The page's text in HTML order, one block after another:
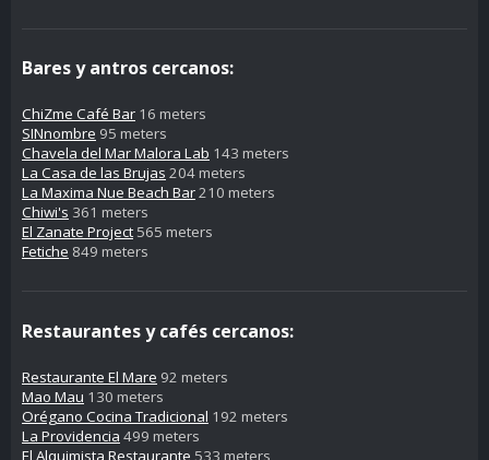
Bares y antros cercanos:
ChiZme Café Bar 16 meters
SINnombre 95 meters
Chavela del Mar Malora Lab 143 meters
La Casa de las Brujas 204 meters
La Maxima Nue Beach Bar210 meters
Chiwi's 361 meters
El Zanate Project 565 meters
Fetiche 849 meters
Restaurantes y cafés cercanos:
Restaurante El Mare 92 meters
Mao Mau 130 meters
Orégano Cocina Tradicional 192 meters
La Providencia 499 meters
El Alquimista Restaurante 533 meters